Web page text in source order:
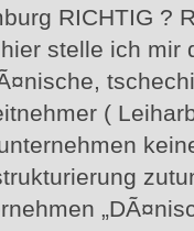
RICHTIG ?
stelle ich mir
(